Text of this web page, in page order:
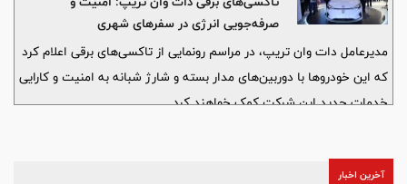
صرفه‌جویی انرژی در سفرهای شهری
مدیرعامل دات وان تریپ، در مراسم رونمایی از تاکسی‌های برقی اعلام کرد
که این خودروها با دوربین‌های مدار بسته و شارژ شبانه به امنیت و کارایی
خدمات جدید این شرکت کمک خواهند کرد.
آخرین اخبار